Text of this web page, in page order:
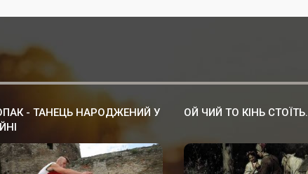
- ТАНЕЦЬ НАРОДЖЕНИЙ У
ОЙ ЧИЙ ТО КІНЬ СТОЇТЬ.